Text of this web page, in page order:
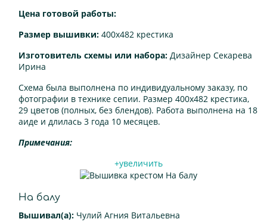
Цена готовой работы:
Размер вышивки: 400х482 крестика
Изготовитель схемы или набора: Дизайнер Секарева
Ирина
Схема была выполнена по индивидуальному заказу, по
фотографии в технике сепии. Размер 400х482 крестика,
29 цветов (полных, без блендов). Работа выполнена на 18
аиде и длилась 3 года 10 месяцев.
Примечания:
+увеличить
На балу
Вышивал(а): Чулий Агния Витальевна